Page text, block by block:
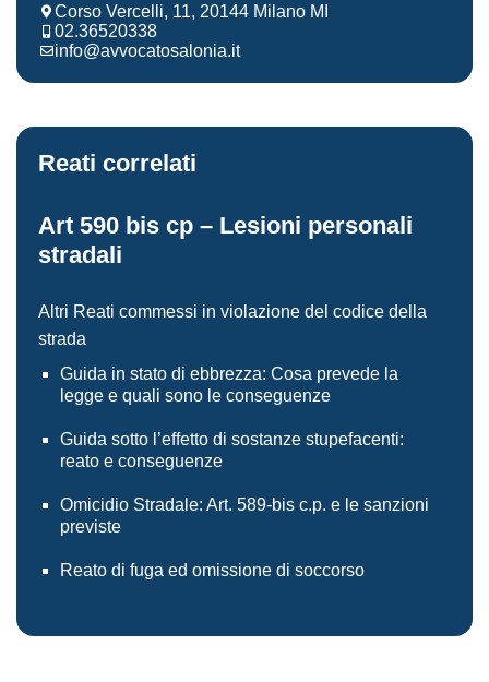
Corso Vercelli, 11, 20144 Milano MI
02.36520338
info@avvocatosalonia.it
Reati correlati
Art 590 bis cp – Lesioni personali
stradali
Altri Reati commessi in violazione del codice della
strada
Guida in stato di ebbrezza: Cosa prevede la
legge e quali sono le conseguenze
Guida sotto l’effetto di sostanze stupefacenti:
reato e conseguenze
Omicidio Stradale: Art. 589-bis c.p. e le sanzioni
previste
Reato di fuga ed omissione di soccorso